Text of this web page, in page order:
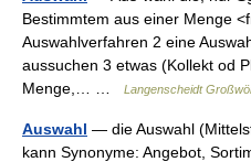
Bestimmtem aus einer Menge
Auswahlverfahren 2 eine
aussuchen 3 etwas (Kollekt od
Menge,… …
Langenscheidt
Auswahl — die Auswahl
kann Synonyme: Angebot,